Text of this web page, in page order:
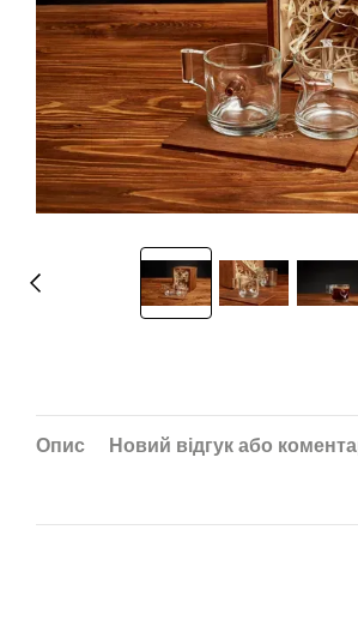
Опис Новий відгук або